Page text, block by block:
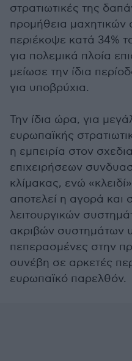
στρατιωτικές της
προμήθεια
περιέκοψε κατά 34%
για πολεμικά πλοία
μείωσε την ίδια
για υποβρύχια.
Την ίδια ώρα, για
ευρωπαϊκής
η εμπειρία στον
επιχειρήσεων
κλίμακας, ενώ
αποτελεί η αγορά και
λειτουργικών
ακριβών συστημάτων
πεπερασμένες στην
συνέβη σε αρκετές
ευρωπαϊκό παρελθόν.